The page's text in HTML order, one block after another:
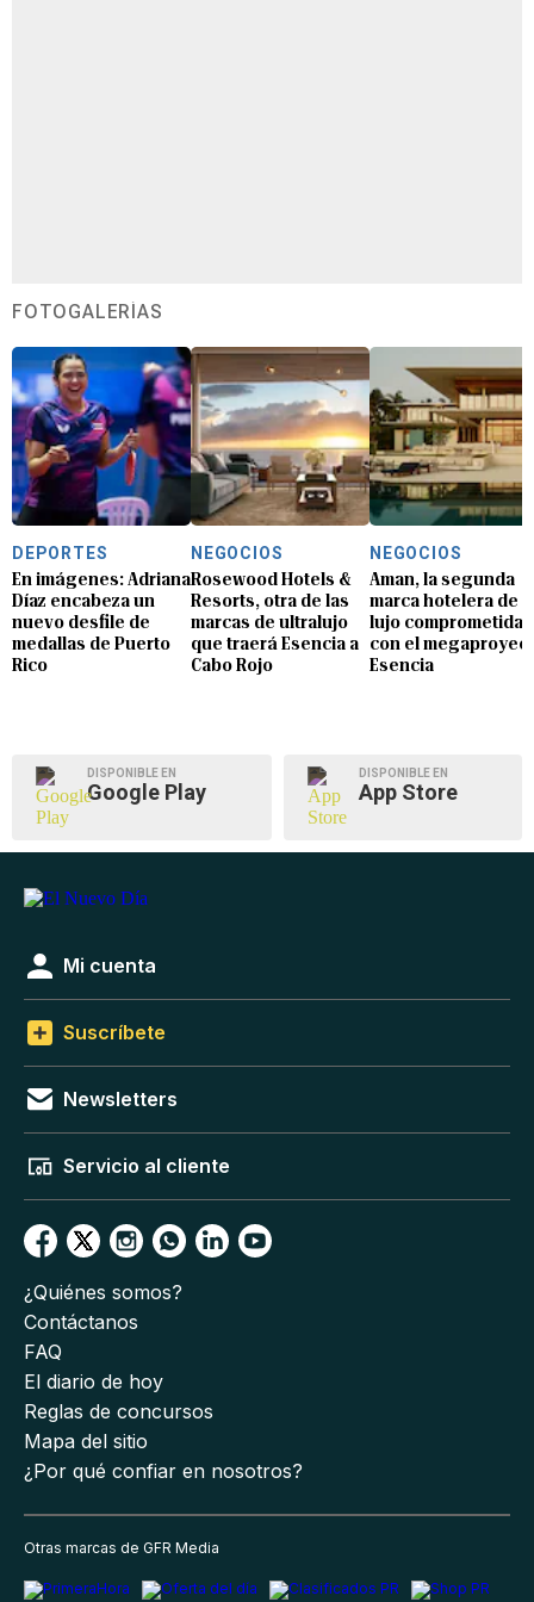
FOTOGALERÍAS
DEPORTES
En imágenes: Adriana
Díaz encabeza un
nuevo desfile de
medallas de Puerto
Rico
NEGOCIOS
Rosewood Hotels &
Resorts, otra de las
marcas de ultralujo
que traerá Esencia a
Cabo Rojo
NEGOCIOS
Aman, la segunda
marca hotelera de
lujo comprometida
con el
Esencia
DISPONIBLE EN
Google Play
DISPONIBLE EN
App Store
Mi cuenta
Suscríbete
Newsletters
Servicio al cliente
¿Quiénes somos?
Contáctanos
FAQ
El diario de hoy
Reglas de concursos
Mapa del sitio
¿Por qué confiar en nosotros?
Otras marcas de GFR Media